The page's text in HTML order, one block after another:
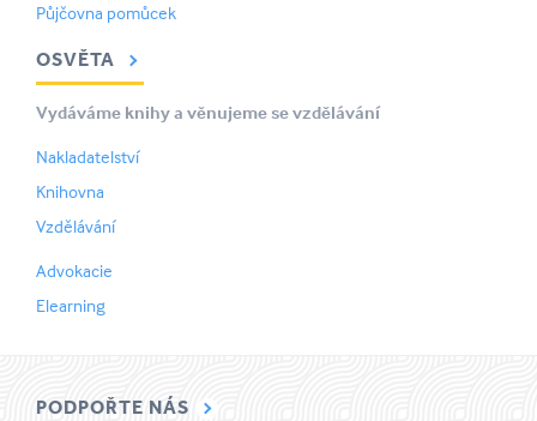
Půjčovna pomůcek
OSVĚTA
Vydáváme knihy a věnujeme se vzdělávání
Nakladatelství
Knihovna
Vzdělávání
Advokacie
Elearning
PODPOŘTE NÁS